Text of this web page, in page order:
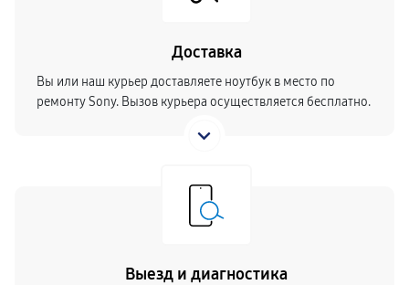
Доставка
Вы или наш курьер доставляете ноутбук в место по
ремонту Sony. Вызов курьера осуществляется бесплатно.
Выезд и диагностика